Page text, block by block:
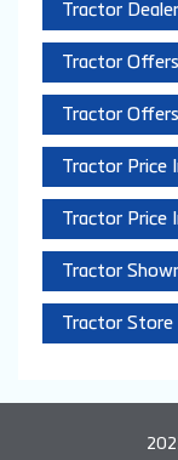
Tractor
Tractor
Tractor
Tractor Price
Tractor Price
Tractor
Tractor Store